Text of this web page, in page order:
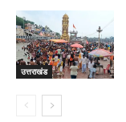
उत्तराखंड